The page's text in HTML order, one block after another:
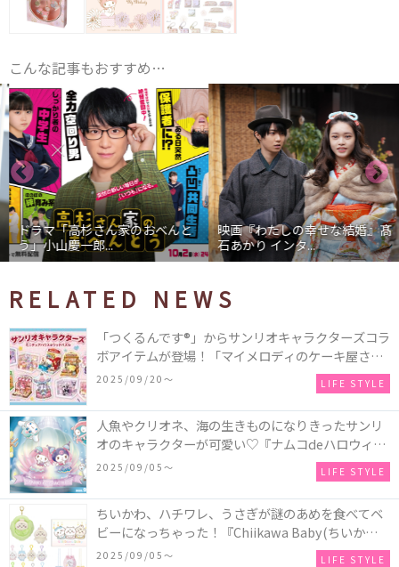
こんな記事もおすすめ…
ドラマ「高杉さん家のおべんと
う」小山慶一郎...
映画『わたしの幸せな結婚』髙
石あかり インタ...
RELATED NEWS
「つくるんです®」からサンリオキャラクターズコラ
ボアイテムが登場！「マイメロディのケーキ屋さ
ん」などミニチュアハウス8種類と、「シナモロール
のメリーゴーランド」などオルゴールで動く仕掛け
付きのウッドパズル2種類♪
2025/09/20〜 LIFE STYLE
人魚やクリオネ、海の生きものになりきったサンリ
オのキャラクターが可愛い♡『ナムコdeハロウィン
2025～マーメイドファンタジー～』全国のアミュー
ズメント施設「ナムコ」「ナムコオンラインクレー
ン」で開催！
2025/09/05〜 LIFE STYLE
ちいかわ、ハチワレ、うさぎが謎のあめを食べてベ
ビーになっちゃった！『Chiikawa Baby(ちいかわベ
ビー)』の催事を全国14か所で開催！
2025/09/05〜 LIFE STYLE